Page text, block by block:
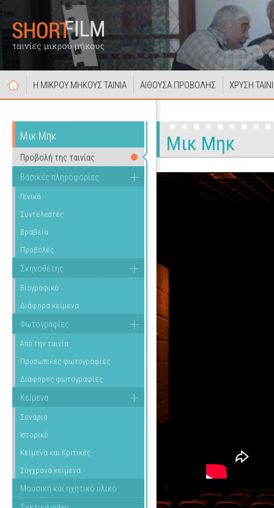
Η ΜΙΚΡΟΥ ΜΗΚΟΥΣ ΤΑΙΝΙΑ ΑΙΘΟΥΣΑ ΠΡΟΒΟΛΗΣ ΧΡΥΣΗ
Μικ Μηκ
Προβολή της ταινίας
Βασικές πληροφορίες
Γενικά
Συντελεστές
Βραβεία
Προβολές
Σκηνοθέτης
Βιογραφικό
Διάφορα κείμενα
Φωτογραφίες
Από την ταινία
Προσωπικές φωτογραφίες
Διάφορες φωτογραφίες
Κείμενα
Σενάριο
Ιστορικό
Κείμενα και Κριτικές
Σύγχρονα κείμενα
Μουσική και ηχητικό υλικό
Μικ Μηκ